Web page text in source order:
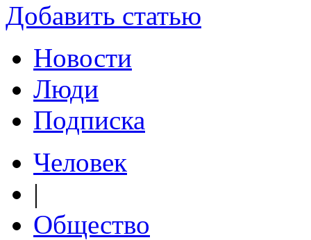
Добавить статью
Новости
Люди
Подписка
Человек
|
Общество